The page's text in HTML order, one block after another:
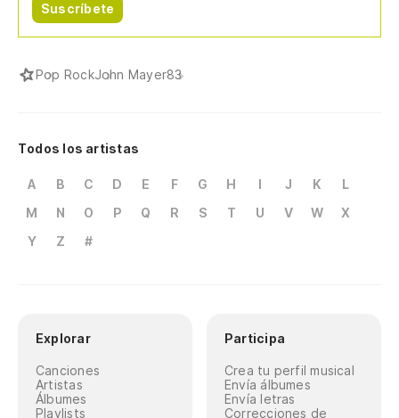
Suscríbete
Pop RockJohn Mayer83
Todos los artistas
A B C D E F G H I J K
L
M
N O P Q R S T U V W
X
Y
Z #
Explorar
Canciones
Artistas
Álbumes
Playlists
Participa
Crea tu perfil musical
Envía álbumes
Envía letras
Correcciones de